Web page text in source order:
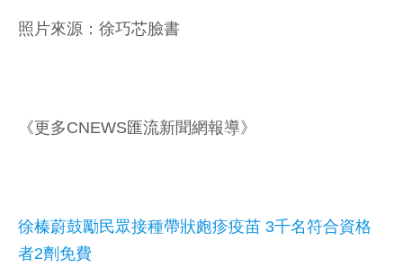
照片來源：徐巧芯臉書
《更多CNEWS匯流新聞網報導》
徐榛蔚鼓勵民眾接種帶狀皰疹疫苗 3千名符合資格
者2劑免費